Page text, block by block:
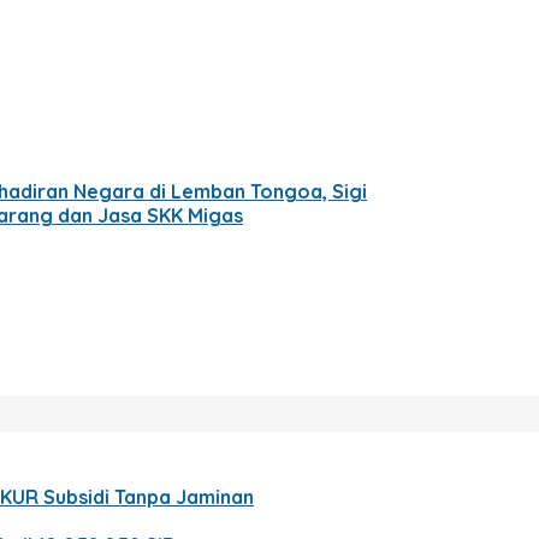
Negara di Lemban Tongoa, Sigi
dan Jasa SKK Migas
Subsidi Tanpa Jaminan